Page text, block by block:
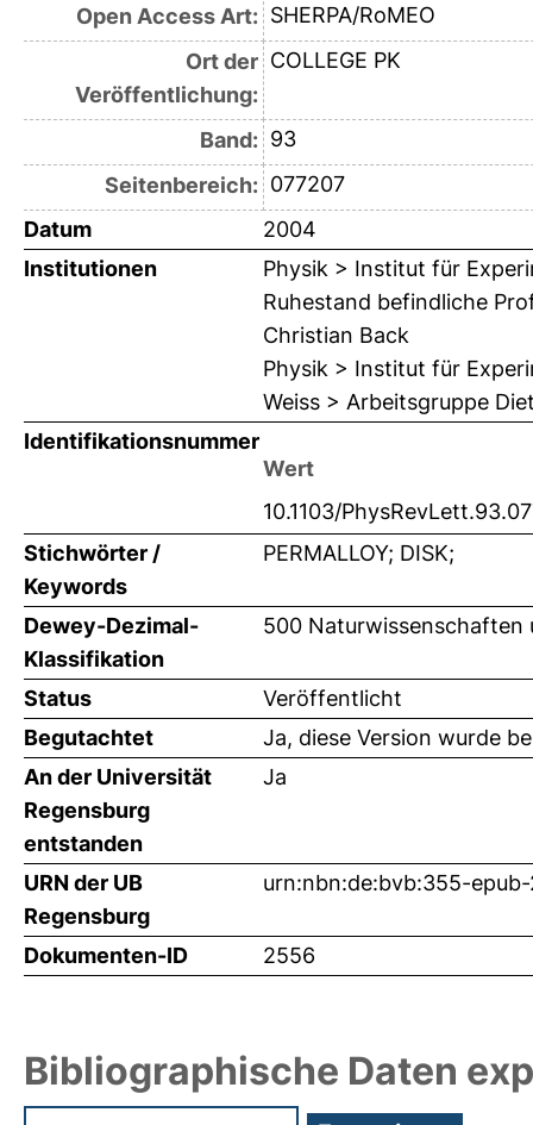
Open Access Art: SHERPA/RoMEO
Ort der
Veröffentlichung:
COLLEGE PK
Band: 93
Seitenbereich: 077207
Datum
2004
Institutionen
Physik > Institut für
Ruhestand befindliche
Christian Back
Physik > Institut für
Weiss > Arbeitsgruppe
Identifikationsnummer
Wert
10.1103/
Stichwörter /
Keywords
PERMALLOY; DISK;
Dewey-Dezimal-
Klassifikation
500 Naturwissenschaften
Status
Veröffentlicht
Begutachtet
Ja, diese Version wurde
An der Universität
Regensburg
entstanden
Ja
URN der UB
Regensburg
urn:nbn:de:bvb:355-
Dokumenten-ID 2556
Bibliographische Daten